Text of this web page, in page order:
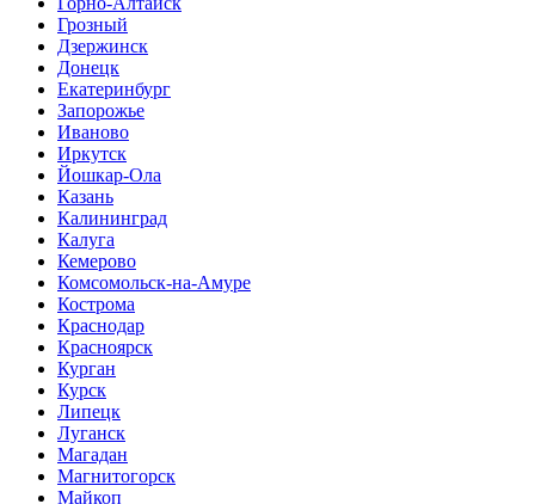
Грозный
Дзержинск
Донецк
Екатеринбург
Запорожье
Иваново
Иркутск
Йошкар-Ола
Казань
Калининград
Калуга
Кемерово
Комсомольск-на-Амуре
Кострома
Краснодар
Красноярск
Курган
Курск
Липецк
Луганск
Магадан
Магнитогорск
Майкоп